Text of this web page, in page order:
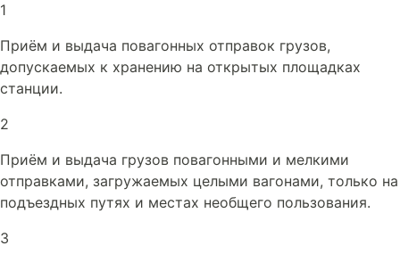
1
Приём и выдача повагонных отправок грузов,
допускаемых к хранению на открытых площадках
станции.
2
Приём и выдача грузов повагонными и мелкими
отправками, загружаемых целыми вагонами, только на
подъездных путях и местах необщего пользования.
3